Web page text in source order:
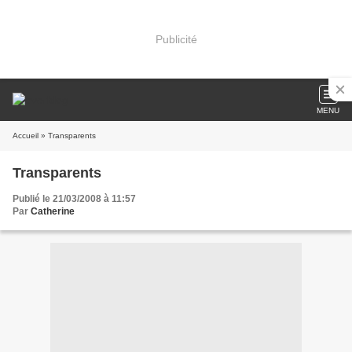
Publicité
MENU
Accueil » Transparents
Transparents
Publié le 21/03/2008 à 11:57
Par Catherine